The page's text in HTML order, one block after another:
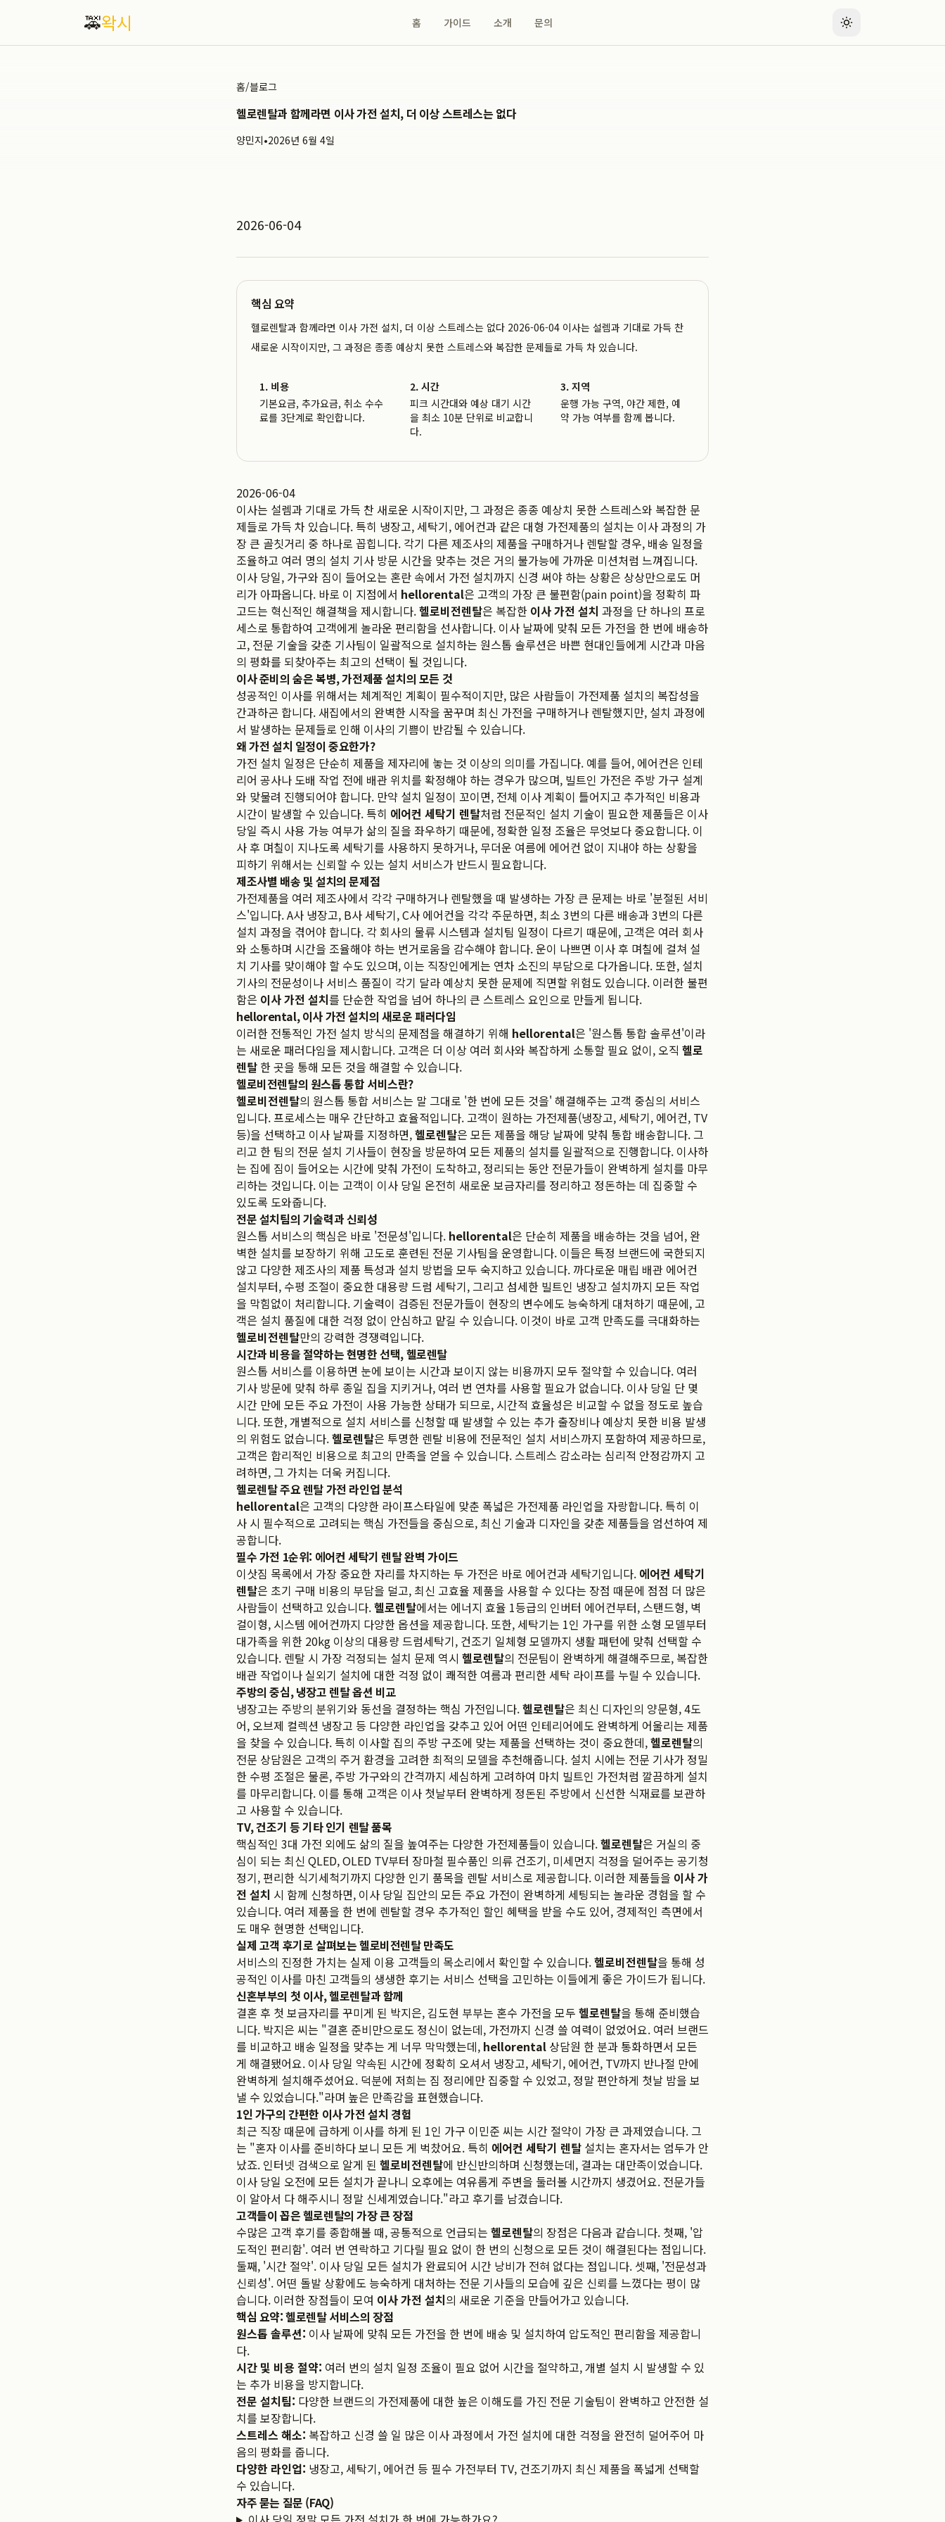
🚕왁시 홈 가이드 소개 문의
홈/블로그
헬로렌탈과 함께라면 이사 가전 설치, 더 이상 스트레스는 없다
양민지•2026년 6월 4일
2026-06-04
핵심 요약
헬로렌탈과 함께라면 이사 가전 설치, 더 이상 스트레스는 없다 2026-06-04 이사는 설렘과 기대로 가득 찬
새로운 시작이지만, 그 과정은 종종 예상치 못한 스트레스와 복잡한 문제들로 가득 차 있습니다.
1. 비용
기본요금, 추가요금, 취소 수수
료를 3단계로 확인합니다.
2. 시간
피크 시간대와 예상 대기 시간
을 최소 10분 단위로 비교합니
다.
3. 지역
운행 가능 구역, 야간 제한, 예
약 가능 여부를 함께 봅니다.
2026-06-04
이사는 설렘과 기대로 가득 찬 새로운 시작이지만, 그 과정은 종종 예상치 못한 스트레스와 복잡한 문
제들로 가득 차 있습니다. 특히 냉장고, 세탁기, 에어컨과 같은 대형 가전제품의 설치는 이사 과정의 가
장 큰 골칫거리 중 하나로 꼽힙니다. 각기 다른 제조사의 제품을 구매하거나 렌탈할 경우, 배송 일정을
조율하고 여러 명의 설치 기사 방문 시간을 맞추는 것은 거의 불가능에 가까운 미션처럼 느껴집니다.
이사 당일, 가구와 짐이 들어오는 혼란 속에서 가전 설치까지 신경 써야 하는 상황은 상상만으로도 머
리가 아파옵니다. 바로 이 지점에서 hellorental은 고객의 가장 큰 불편함(pain point)을 정확히 파
고드는 혁신적인 해결책을 제시합니다.헬로비전렌탈은 복잡한 이사 가전 설치 과정을 단 하나의 프로
세스로 통합하여 고객에게 놀라운 편리함을 선사합니다. 이사 날짜에 맞춰 모든 가전을 한 번에 배송하
고, 전문 기술을 갖춘 기사팀이 일괄적으로 설치하는 원스톱 솔루션은 바쁜 현대인들에게 시간과 마음
의 평화를 되찾아주는 최고의 선택이 될 것입니다.
이사 준비의 숨은 복병, 가전제품 설치의 모든 것
성공적인 이사를 위해서는 체계적인 계획이 필수적이지만, 많은 사람들이 가전제품 설치의 복잡성을
간과하곤 합니다. 새집에서의 완벽한 시작을 꿈꾸며 최신 가전을 구매하거나 렌탈했지만, 설치 과정에
서 발생하는 문제들로 인해 이사의 기쁨이 반감될 수 있습니다.
왜 가전 설치 일정이 중요한가?
가전 설치 일정은 단순히 제품을 제자리에 놓는 것 이상의 의미를 가집니다. 예를 들어, 에어컨은 인테
리어 공사나 도배 작업 전에 배관 위치를 확정해야 하는 경우가 많으며, 빌트인 가전은 주방 가구 설계
와 맞물려 진행되어야 합니다. 만약 설치 일정이 꼬이면, 전체 이사 계획이 틀어지고 추가적인 비용과
시간이 발생할 수 있습니다. 특히 에어컨 세탁기 렌탈처럼 전문적인 설치 기술이 필요한 제품들은 이사
당일 즉시 사용 가능 여부가 삶의 질을 좌우하기 때문에, 정확한 일정 조율은 무엇보다 중요합니다. 이
사 후 며칠이 지나도록 세탁기를 사용하지 못하거나, 무더운 여름에 에어컨 없이 지내야 하는 상황을
피하기 위해서는 신뢰할 수 있는 설치 서비스가 반드시 필요합니다.
제조사별 배송 및 설치의 문제점
가전제품을 여러 제조사에서 각각 구매하거나 렌탈했을 때 발생하는 가장 큰 문제는 바로 '분절된 서비
스'입니다. A사 냉장고, B사 세탁기, C사 에어컨을 각각 주문하면, 최소 3번의 다른 배송과 3번의 다른
설치 과정을 겪어야 합니다. 각 회사의 물류 시스템과 설치팀 일정이 다르기 때문에, 고객은 여러 회사
와 소통하며 시간을 조율해야 하는 번거로움을 감수해야 합니다. 운이 나쁘면 이사 후 며칠에 걸쳐 설
치 기사를 맞이해야 할 수도 있으며, 이는 직장인에게는 연차 소진의 부담으로 다가옵니다. 또한, 설치
기사의 전문성이나 서비스 품질이 각기 달라 예상치 못한 문제에 직면할 위험도 있습니다. 이러한 불편
함은 이사 가전 설치를 단순한 작업을 넘어 하나의 큰 스트레스 요인으로 만들게 됩니다.
hellorental, 이사 가전 설치의 새로운 패러다임
이러한 전통적인 가전 설치 방식의 문제점을 해결하기 위해 hellorental은 '원스톱 통합 솔루션'이라
는 새로운 패러다임을 제시합니다. 고객은 더 이상 여러 회사와 복잡하게 소통할 필요 없이, 오직 헬로
렌탈 한 곳을 통해 모든 것을 해결할 수 있습니다.
헬로비전렌탈의 원스톱 통합 서비스란?
헬로비전렌탈의 원스톱 통합 서비스는 말 그대로 '한 번에 모든 것을' 해결해주는 고객 중심의 서비스
입니다. 프로세스는 매우 간단하고 효율적입니다. 고객이 원하는 가전제품(냉장고, 세탁기, 에어컨, TV
등)을 선택하고 이사 날짜를 지정하면,헬로렌탈은 모든 제품을 해당 날짜에 맞춰 통합 배송합니다. 그
리고 한 팀의 전문 설치 기사들이 현장을 방문하여 모든 제품의 설치를 일괄적으로 진행합니다. 이사하
는 집에 짐이 들어오는 시간에 맞춰 가전이 도착하고, 정리되는 동안 전문가들이 완벽하게 설치를 마무
리하는 것입니다. 이는 고객이 이사 당일 온전히 새로운 보금자리를 정리하고 정돈하는 데 집중할 수
있도록 도와줍니다.
전문 설치팀의 기술력과 신뢰성
원스톱 서비스의 핵심은 바로 '전문성'입니다. hellorental은 단순히 제품을 배송하는 것을 넘어, 완
벽한 설치를 보장하기 위해 고도로 훈련된 전문 기사팀을 운영합니다. 이들은 특정 브랜드에 국한되지
않고 다양한 제조사의 제품 특성과 설치 방법을 모두 숙지하고 있습니다. 까다로운 매립 배관 에어컨
설치부터, 수평 조절이 중요한 대용량 드럼 세탁기, 그리고 섬세한 빌트인 냉장고 설치까지 모든 작업
을 막힘없이 처리합니다. 기술력이 검증된 전문가들이 현장의 변수에도 능숙하게 대처하기 때문에, 고
객은 설치 품질에 대한 걱정 없이 안심하고 맡길 수 있습니다. 이것이 바로 고객 만족도를 극대화하는
헬로비전렌탈만의 강력한 경쟁력입니다.
시간과 비용을 절약하는 현명한 선택, 헬로렌탈
원스톱 서비스를 이용하면 눈에 보이는 시간과 보이지 않는 비용까지 모두 절약할 수 있습니다. 여러
기사 방문에 맞춰 하루 종일 집을 지키거나, 여러 번 연차를 사용할 필요가 없습니다. 이사 당일 단 몇
시간 만에 모든 주요 가전이 사용 가능한 상태가 되므로, 시간적 효율성은 비교할 수 없을 정도로 높습
니다. 또한, 개별적으로 설치 서비스를 신청할 때 발생할 수 있는 추가 출장비나 예상치 못한 비용 발생
의 위험도 없습니다.헬로렌탈은 투명한 렌탈 비용에 전문적인 설치 서비스까지 포함하여 제공하므로,
고객은 합리적인 비용으로 최고의 만족을 얻을 수 있습니다. 스트레스 감소라는 심리적 안정감까지 고
려하면, 그 가치는 더욱 커집니다.
헬로렌탈 주요 렌탈 가전 라인업 분석
hellorental은 고객의 다양한 라이프스타일에 맞춘 폭넓은 가전제품 라인업을 자랑합니다. 특히 이
사 시 필수적으로 고려되는 핵심 가전들을 중심으로, 최신 기술과 디자인을 갖춘 제품들을 엄선하여 제
공합니다.
필수 가전 1순위: 에어컨 세탁기 렌탈 완벽 가이드
이삿짐 목록에서 가장 중요한 자리를 차지하는 두 가전은 바로 에어컨과 세탁기입니다. 에어컨 세탁기
렌탈은 초기 구매 비용의 부담을 덜고, 최신 고효율 제품을 사용할 수 있다는 장점 때문에 점점 더 많은
사람들이 선택하고 있습니다.헬로렌탈에서는 에너지 효율 1등급의 인버터 에어컨부터, 스탠드형, 벽
걸이형, 시스템 에어컨까지 다양한 옵션을 제공합니다. 또한, 세탁기는 1인 가구를 위한 소형 모델부터
대가족을 위한 20kg 이상의 대용량 드럼세탁기, 건조기 일체형 모델까지 생활 패턴에 맞춰 선택할 수
있습니다. 렌탈 시 가장 걱정되는 설치 문제 역시 헬로렌탈의 전문팀이 완벽하게 해결해주므로, 복잡한
배관 작업이나 실외기 설치에 대한 걱정 없이 쾌적한 여름과 편리한 세탁 라이프를 누릴 수 있습니다.
주방의 중심, 냉장고 렌탈 옵션 비교
냉장고는 주방의 분위기와 동선을 결정하는 핵심 가전입니다.헬로렌탈은 최신 디자인의 양문형, 4도
어, 오브제 컬렉션 냉장고 등 다양한 라인업을 갖추고 있어 어떤 인테리어에도 완벽하게 어울리는 제품
을 찾을 수 있습니다. 특히 이사할 집의 주방 구조에 맞는 제품을 선택하는 것이 중요한데,헬로렌탈의
전문 상담원은 고객의 주거 환경을 고려한 최적의 모델을 추천해줍니다. 설치 시에는 전문 기사가 정밀
한 수평 조절은 물론, 주방 가구와의 간격까지 세심하게 고려하여 마치 빌트인 가전처럼 깔끔하게 설치
를 마무리합니다. 이를 통해 고객은 이사 첫날부터 완벽하게 정돈된 주방에서 신선한 식재료를 보관하
고 사용할 수 있습니다.
TV, 건조기 등 기타 인기 렌탈 품목
핵심적인 3대 가전 외에도 삶의 질을 높여주는 다양한 가전제품들이 있습니다.헬로렌탈은 거실의 중
심이 되는 최신 QLED, OLED TV부터 장마철 필수품인 의류 건조기, 미세먼지 걱정을 덜어주는 공기청
정기, 편리한 식기세척기까지 다양한 인기 품목을 렌탈 서비스로 제공합니다. 이러한 제품들을 이사 가
전 설치 시 함께 신청하면, 이사 당일 집안의 모든 주요 가전이 완벽하게 세팅되는 놀라운 경험을 할 수
있습니다. 여러 제품을 한 번에 렌탈할 경우 추가적인 할인 혜택을 받을 수도 있어, 경제적인 측면에서
도 매우 현명한 선택입니다.
실제 고객 후기로 살펴보는 헬로비전렌탈 만족도
서비스의 진정한 가치는 실제 이용 고객들의 목소리에서 확인할 수 있습니다.헬로비전렌탈을 통해 성
공적인 이사를 마친 고객들의 생생한 후기는 서비스 선택을 고민하는 이들에게 좋은 가이드가 됩니다.
신혼부부의 첫 이사, 헬로렌탈과 함께
결혼 후 첫 보금자리를 꾸미게 된 박지은, 김도현 부부는 혼수 가전을 모두 헬로렌탈을 통해 준비했습
니다. 박지은 씨는 "결혼 준비만으로도 정신이 없는데, 가전까지 신경 쓸 여력이 없었어요. 여러 브랜드
를 비교하고 배송 일정을 맞추는 게 너무 막막했는데, hellorental 상담원 한 분과 통화하면서 모든
게 해결됐어요. 이사 당일 약속된 시간에 정확히 오셔서 냉장고, 세탁기, 에어컨, TV까지 반나절 만에
완벽하게 설치해주셨어요. 덕분에 저희는 짐 정리에만 집중할 수 있었고, 정말 편안하게 첫날 밤을 보
낼 수 있었습니다."라며 높은 만족감을 표현했습니다.
1인 가구의 간편한 이사 가전 설치 경험
최근 직장 때문에 급하게 이사를 하게 된 1인 가구 이민준 씨는 시간 절약이 가장 큰 과제였습니다. 그
는 "혼자 이사를 준비하다 보니 모든 게 벅찼어요. 특히 에어컨 세탁기 렌탈 설치는 혼자서는 엄두가 안
났죠. 인터넷 검색으로 알게 된 헬로비전렌탈에 반신반의하며 신청했는데, 결과는 대만족이었습니다.
이사 당일 오전에 모든 설치가 끝나니 오후에는 여유롭게 주변을 둘러볼 시간까지 생겼어요. 전문가들
이 알아서 다 해주시니 정말 신세계였습니다."라고 후기를 남겼습니다.
고객들이 꼽은 헬로렌탈의 가장 큰 장점
수많은 고객 후기를 종합해볼 때, 공통적으로 언급되는 헬로렌탈의 장점은 다음과 같습니다. 첫째, '압
도적인 편리함'. 여러 번 연락하고 기다릴 필요 없이 한 번의 신청으로 모든 것이 해결된다는 점입니다.
둘째, '시간 절약'. 이사 당일 모든 설치가 완료되어 시간 낭비가 전혀 없다는 점입니다. 셋째, '전문성과
신뢰성'. 어떤 돌발 상황에도 능숙하게 대처하는 전문 기사들의 모습에 깊은 신뢰를 느꼈다는 평이 많
습니다. 이러한 장점들이 모여 이사 가전 설치의 새로운 기준을 만들어가고 있습니다.
핵심 요약: 헬로렌탈 서비스의 장점
원스톱 솔루션: 이사 날짜에 맞춰 모든 가전을 한 번에 배송 및 설치하여 압도적인 편리함을 제공합니
다.
시간 및 비용 절약: 여러 번의 설치 일정 조율이 필요 없어 시간을 절약하고, 개별 설치 시 발생할 수 있
는 추가 비용을 방지합니다.
전문 설치팀: 다양한 브랜드의 가전제품에 대한 높은 이해도를 가진 전문 기술팀이 완벽하고 안전한 설
치를 보장합니다.
스트레스 해소: 복잡하고 신경 쓸 일 많은 이사 과정에서 가전 설치에 대한 걱정을 완전히 덜어주어 마
음의 평화를 줍니다.
다양한 라인업: 냉장고, 세탁기, 에어컨 등 필수 가전부터 TV, 건조기까지 최신 제품을 폭넓게 선택할
수 있습니다.
자주 묻는 질문 (FAQ)